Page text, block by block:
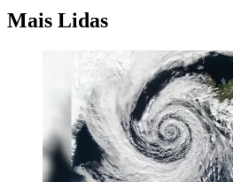
Mais Lidas